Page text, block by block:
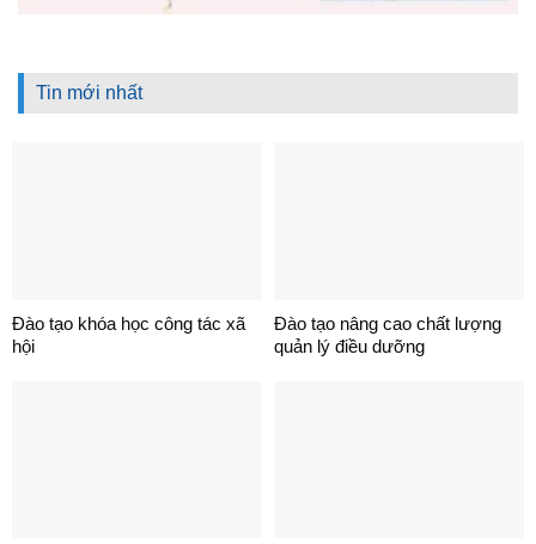
Tin mới nhất
Đào tạo khóa học công tác xã
hội
Đào tạo nâng cao chất lượng
quản lý điều dưỡng